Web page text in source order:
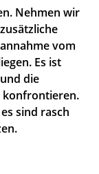
Nehmen wir
vom
Es ist
die
konfrontieren.
sind rasch